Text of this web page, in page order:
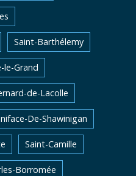
Saint-Barthélemy
le-Grand
de-Lacolle
De-Shawinigan
Saint-Camille
Borromée